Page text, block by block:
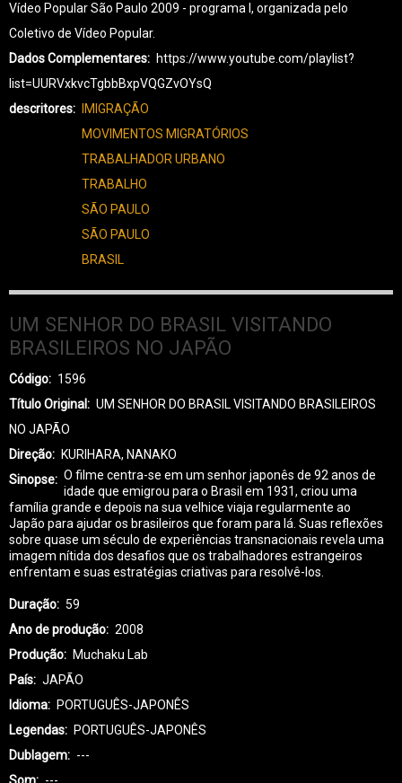
Vídeo Popular São Paulo 2009 - programa I, organizada pelo
Coletivo de Vídeo Popular.
Dados Complementares
https://www.youtube.com/playlist?
list=UURVxkvcTgbbBxpVQGZvOYsQ
descritores
IMIGRAÇÃO
MOVIMENTOS MIGRATÓRIOS
TRABALHADOR URBANO
TRABALHO
SÃO PAULO
SÃO PAULO
BRASIL
UM SENHOR DO BRASIL VISITANDO
BRASILEIROS NO JAPÃO
Código
1596
Título Original
UM SENHOR DO BRASIL VISITANDO BRASILEIROS
NO JAPÃO
Direção
KURIHARA, NANAKO
Sinopse
O filme centra-se em um senhor japonês de 92 anos de
idade que emigrou para o Brasil em 1931, criou uma
família grande e depois na sua velhice viaja regularmente ao
Japão para ajudar os brasileiros que foram para lá. Suas reflexões
sobre quase um século de experiências transnacionais revela uma
imagem nítida dos desafios que os trabalhadores estrangeiros
enfrentam e suas estratégias criativas para resolvê-los.
Duração
59
Ano de produção
2008
Produção
Muchaku Lab
País
JAPÃO
Idioma
PORTUGUÊS-JAPONÊS
Legendas
PORTUGUÊS-JAPONÊS
Dublagem
---